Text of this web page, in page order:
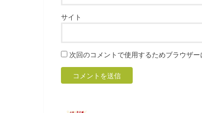
サイト
次回のコメントで使用するためブラウザ